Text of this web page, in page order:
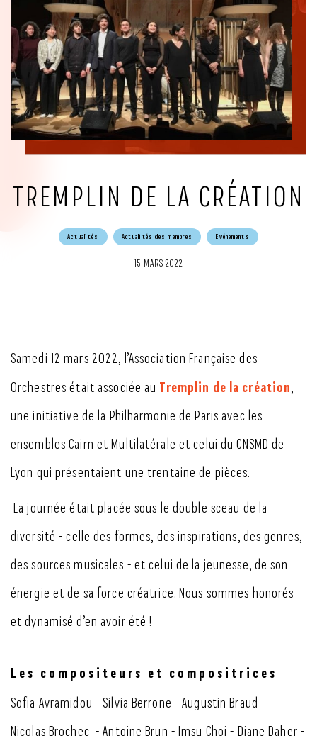
TREMPLIN DE LA CRÉATION
Actualités Actualités des membres Evénements
15 MARS 2022
Samedi 12 mars 2022, l’Association Française des
Orchestres était associée au Tremplin de la création,
une initiative de la Philharmonie de Paris avec les
ensembles Cairn et Multilatérale et celui du CNSMD de
Lyon qui présentaient une trentaine de pièces.
La journée était placée sous le double sceau de la
diversité - celle des formes, des inspirations, des genres,
des sources musicales - et celui de la jeunesse, de son
énergie et de sa force créatrice. Nous sommes honorés
et dynamisé d’en avoir été !
Les compositeurs et compositrices
Sofia Avramidou - Silvia Berrone - Augustin Braud -
Nicolas Brochec - Antoine Brun - Imsu Choi - Diane Daher -